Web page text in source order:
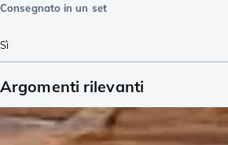
Consegnato in un set
Sì
Argomenti rilevanti